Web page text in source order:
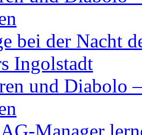
bei der Nacht
Ingolstadt
und Diabolo
Manager